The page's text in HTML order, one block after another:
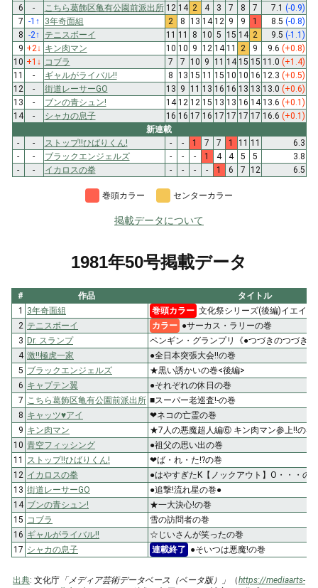
6
- こちら葛飾区亀有公園前派出所 12 14 2 4 3 7 8 7 7.1 (-0.9)
7 -1 ↑ 3年奇面組 2 8 13 14 12 9 9 1 8.5 (-0.8)
8 -2↑ テニスボーイ 11 11 8 10 5 15 14 2 9.5 (-1.1)
9 +2↓ キン肉マン 10 10 9 12 14 11 2 9 9.6 (+0.8)
10 +1 ↓ コブラ 7 7 10 9 11 14 15 15 11.0 (+1.4)
11
- ギャルがライバル!! 8 13 15 11 15 10 10 16 12.3 (+0.5)
12
- 街道レーサーGO 13 9 11 13 16 16 13 13 13.0 (+0.6)
13
- ブンの青シュン! 14 12 12 15 13 13 16 14 13.6 (+0.1)
14
- シャカの息子 16 16 17 16 17 17 17 17 16.6 (+0.1)
新連載
-
- ストップ!!ひばりくん! - - 1 7 7 1 11 11
6.3
-
- ブラックエンジェルズ - - - 1 4 4 5 5
3.8
-
- イカロスの拳 - - - - 1 6 7 12 6.5
巻頭カラー センターカラー
掲載データについて
1981年50号掲載データ
# 作品
タイトル
1
3年奇面組 巻頭カラー 文化祭シリーズ(後編)イエイ!
2 テニスボーイ カラー ●サーカス・ラリーの巻
3 Dr. スランプ
ペンギン・グランプリ《●つづきのつづき》
4 激!!極虎一家
●全日本突張大会!!の巻
5 ブラックエンジェルズ
★黒い誘かいの巻<後編>
6 キャプテン翼
●それぞれの休日の巻
7
こちら葛飾区亀有公園前派出所 ■スーパー老巡査!-の巻
8 キャッツ♥アイ
❤ネコの亡霊の巻
9 キン肉マン
★7人の悪魔超人編⑥ キン肉マン参上!!の巻
10 青空フィッシング
●祖父の思い出の巻
11
ストップ!!ひばりくん!
❤ば・れ・た!?の巻
12 イカロスの拳
●はやすぎたK【ノックアウト】O・・・の
13 街道レーサーGO
●追撃!流れ星の巻●
14 ブンの青シュン!
★一大決心!の巻
15 コブラ
雪の訪問者の巻
16 ギャルがライバル!!
☆じいさんが笑ったの巻
17 シャカの息子 連載終了 ●そいつは悪魔!の巻
出典: 文化庁 「メディア芸術データベース（ベータ版）」 （https://mediaarts-